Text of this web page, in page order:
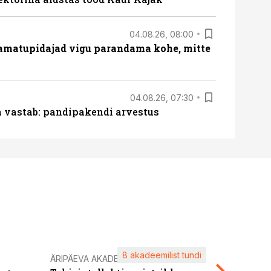
04.08.26, 08:00
vigu parandama kohe, mitte
04.08.26, 07:30
vastab: pandipakendi arvestus
ÄRIPÄEVA AKADEEMIA8 akadeemilist tundi